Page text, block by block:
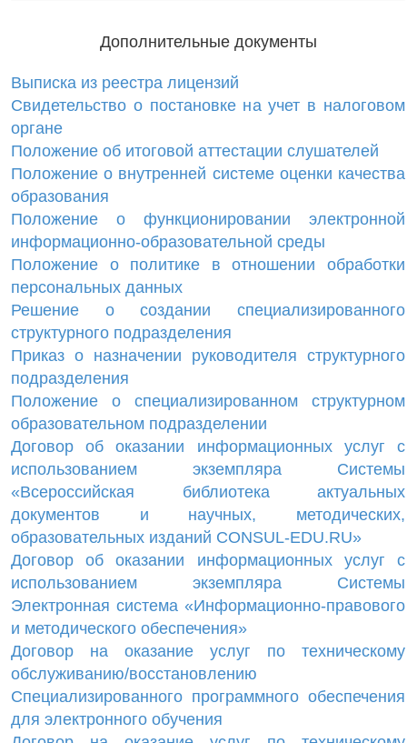
Дополнительные документы
Выписка из реестра лицензий
Свидетельство о постановке на учет в налоговом
органе
Положение об итоговой аттестации слушателей
Положение о внутренней системе оценки качества
образования
Положение о функционировании электронной
информационно-образовательной среды
Положение о политике в отношении обработки
персональных данных
Решение о создании специализированного
структурного подразделения
Приказ о назначении руководителя структурного
подразделения
Положение о специализированном структурном
образовательном подразделении
Договор об оказании информационных услуг с
использованием экземпляра Системы
«Всероссийская библиотека актуальных
документов и научных, методических,
образовательных изданий CONSUL-EDU.RU»
Договор об оказании информационных услуг с
использованием экземпляра Системы
Электронная система «Информационно-правового
и методического обеспечения»
Договор на оказание услуг по техническому
обслуживанию/восстановлению
Специализированного программного обеспечения
для электронного обучения